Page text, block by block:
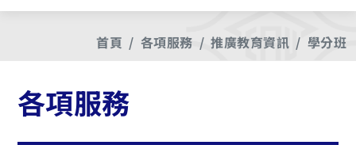
首頁 各項服務 推廣教育資訊 學分班
各項服務